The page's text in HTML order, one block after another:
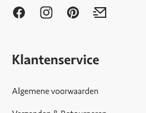
Klantenservice
Algemene voorwaarden